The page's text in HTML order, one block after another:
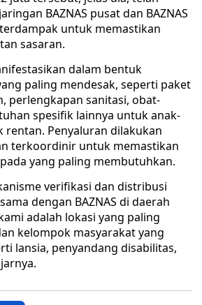
BAZNAS pusat dan BAZNAS
untuk memastikan
sasaran.
dalam bentuk
paling mendesak, seperti paket
perlengkapan sanitasi, obat-
spesifik lainnya untuk anak-
rentan. Penyaluran dilakukan
terkoordinir untuk memastikan
yang paling membutuhkan.
verifikasi dan distribusi
dengan BAZNAS di daerah
adalah lokasi yang paling
kelompok masyarakat yang
lansia, penyandang disabilitas,